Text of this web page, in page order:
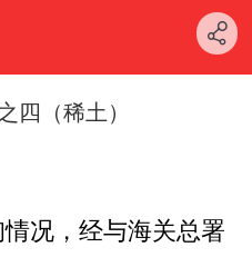
四（稀土）
况，经与海关总署